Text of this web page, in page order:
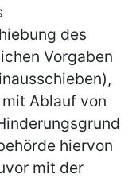
des
Vorgaben
Ablauf von
hiervon
mit der